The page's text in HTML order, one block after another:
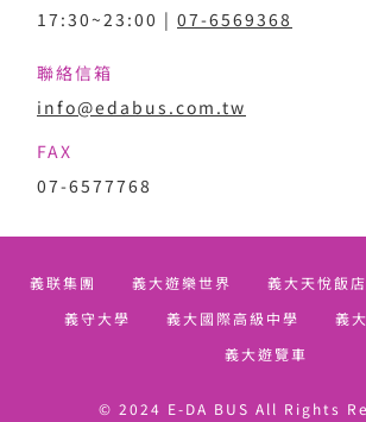
17:30~23:00 | 07-6569368
聯絡信箱
info@edabus.com.tw
FAX
07-6577768
義联集團 義大遊樂世界 義大天悅飯店
義守大學
義大國際高級中學
義
義大遊覽車
© 2024 E-DA BUS All Rights